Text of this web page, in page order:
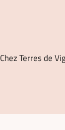
Chez Terres de